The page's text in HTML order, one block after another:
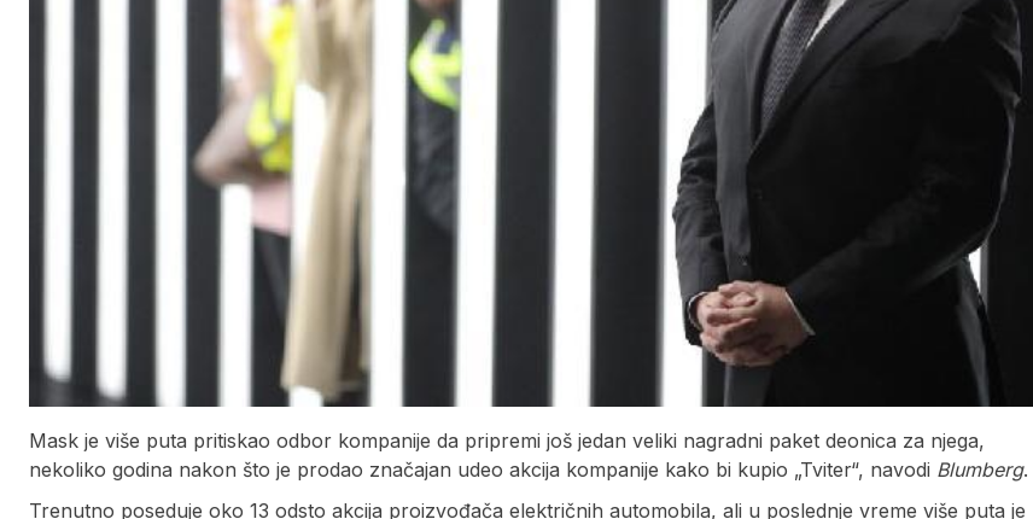
Mask je više puta pritiskao odbor kompanije da pripremi još jedan veliki nagradni paket deonica za njega,
nekoliko godina nakon što je prodao značajan udeo akcija kompanije kako bi kupio „Tviter“, navodi Blumberg.
Trenutno poseduje oko 13 odsto akcija proizvođača električnih automobila, ali u poslednje vreme više puta je